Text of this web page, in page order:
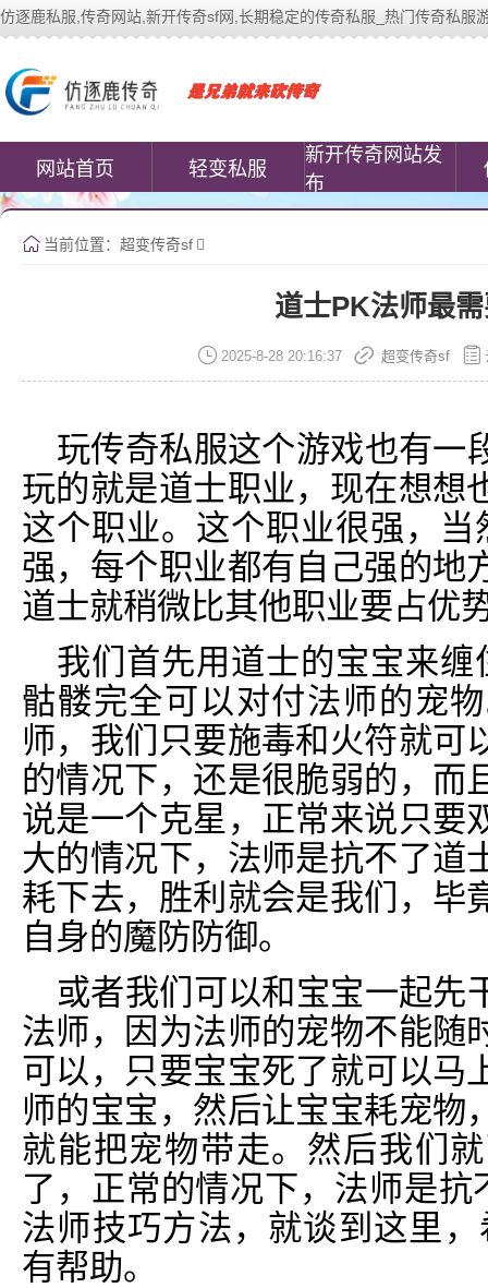
仿逐鹿私服,传奇网站,新开传奇sf网,长期稳定的传奇私服_热门传奇私服
网站首页 轻变私服
新开传奇网站发
布
当前位置： 超变传奇sf
道士PK法师最
2025-8-28 20:16:37 超变传奇sf
玩传奇私服这个游戏也有一
玩的就是道士职业，现在想想
这个职业。这个职业很强，
强，每个职业都有自己强的地
道士就稍微比其他职业要占优
我们首先用道士的宝宝来
骷髅完全可以对付法师的宠
师，我们只要施毒和火符就可
的情况下，还是很脆弱的，而
说是一个克星，正常来说只要
大的情况下，法师是抗不了道
耗下去，胜利就会是我们，毕
自身的魔防防御。
或者我们可以和宝宝一起先
法师，因为法师的宠物不能随
可以，只要宝宝死了就可以马
师的宝宝，然后让宝宝耗宠物
就能把宠物带走。然后我们
了，正常的情况下，法师是
法师技巧方法，就谈到这里
有帮助。